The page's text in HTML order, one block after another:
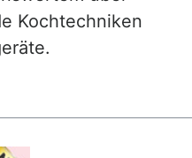
Kochtechniken